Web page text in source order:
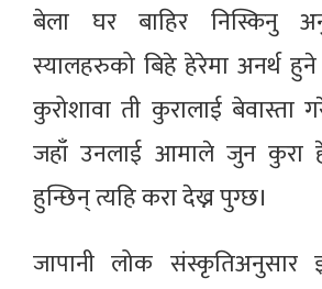
बेला घर बाहिर निस्किनु
स्यालहरुको बिहे हेरेमा अनर्थ
कुरोशावा ती कुरालाई बेवास्ता
जहाँ उनलाई आमाले जुन कुरा
हुन्छिन् त्यहि करा देख्न पुग्छ।
जापानी लोक